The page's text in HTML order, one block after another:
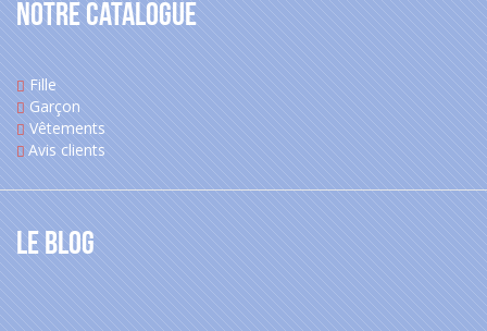
Notre catalogue
Fille
Garçon
Vêtements
Avis clients
Le blog